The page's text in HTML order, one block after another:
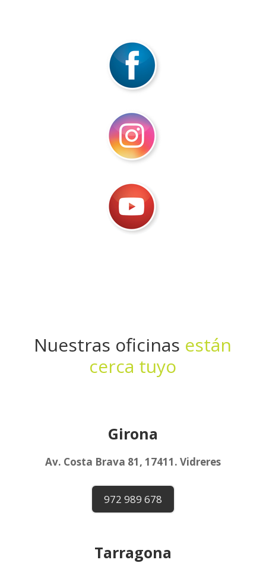
Nuestras oficinas están
cerca tuyo
Girona
Av. Costa Brava 81, 17411. Vidreres
972 989 678
Tarragona